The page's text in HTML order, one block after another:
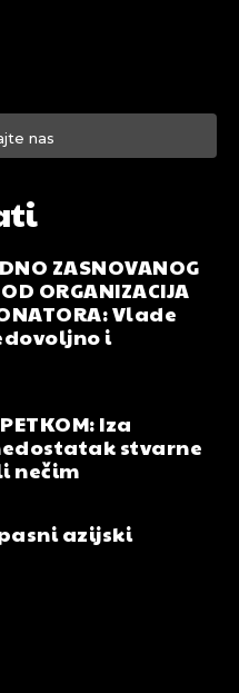
nas
ZASNOVANOG
ORGANIZACIJA
Vlade
i
Iza
stvarne
nečim
azijski